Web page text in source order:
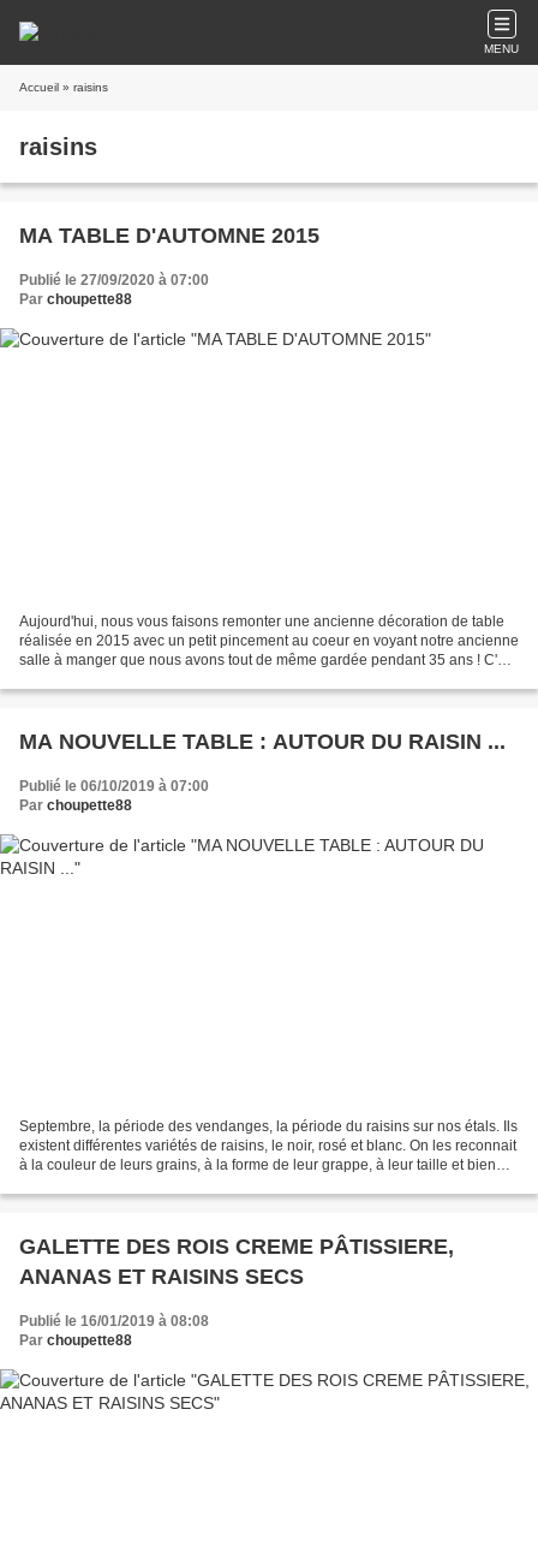
MENU
Accueil » raisins
raisins
MA TABLE D'AUTOMNE 2015
Publié le 27/09/2020 à 07:00
Par choupette88
Aujourd'hui, nous vous faisons remonter une ancienne décoration de table
réalisée en 2015 avec un petit pincement au coeur en voyant notre ancienne
salle à manger que nous avons tout de même gardée pendant 35 ans ! C'est
MA NOUVELLE TABLE : AUTOUR DU RAISIN ...
Publié le 06/10/2019 à 07:00
Par choupette88
Septembre, la période des vendanges, la période du raisins sur nos étals. Ils
existent différentes variétés de raisins, le noir, rosé et blanc. On les reconnait
à la couleur de leurs grains, à la forme de leur grappe, à leur taille et bien
GALETTE DES ROIS CREME PÂTISSIERE,
ANANAS ET RAISINS SECS
Publié le 16/01/2019 à 08:08
Par choupette88